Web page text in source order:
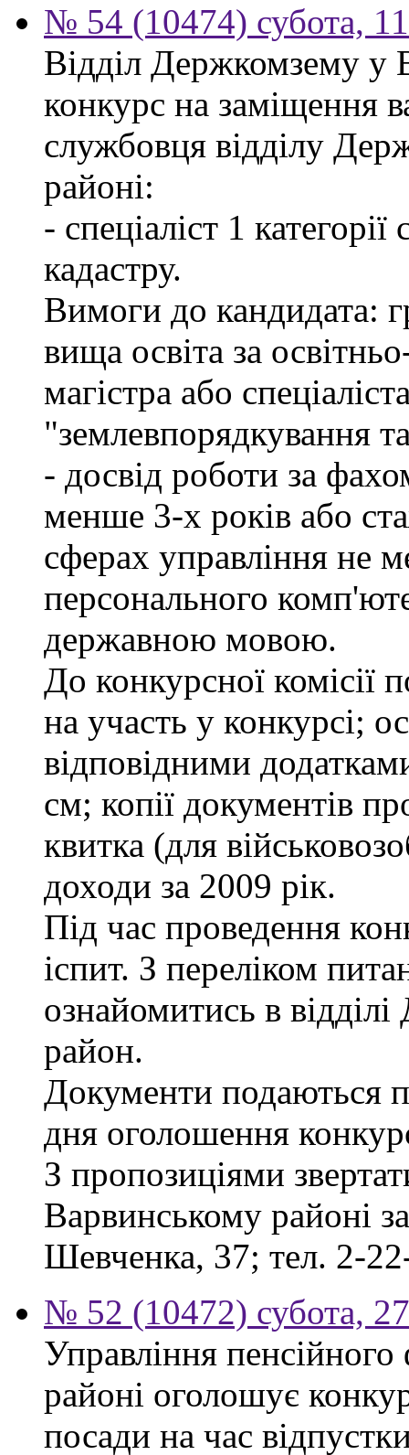
№ 54 (10474) субота,
Відділ Держкомзему у
конкурс на заміщення
службовця відділу
районі:
- спеціаліст 1
кадастру.
Вимоги до кандидата:
вища освіта за
магістра або
"землевпорядкування
- досвід роботи за
менше 3-х років або
сферах управління не
персонального
державною мовою.
До конкурсної комісії
на участь у конкурсі;
відповідними
см; копії документів
квитка (для
доходи за 2009 рік.
Під час проведення
іспит. З переліком
ознайомитись в
район.
Документи подаються
дня оголошення
З пропозиціями
Варвинському районі
Шевченка, 37; тел. 2-
№ 52 (10472) субота,
Управління
районі оголошує
посади на час